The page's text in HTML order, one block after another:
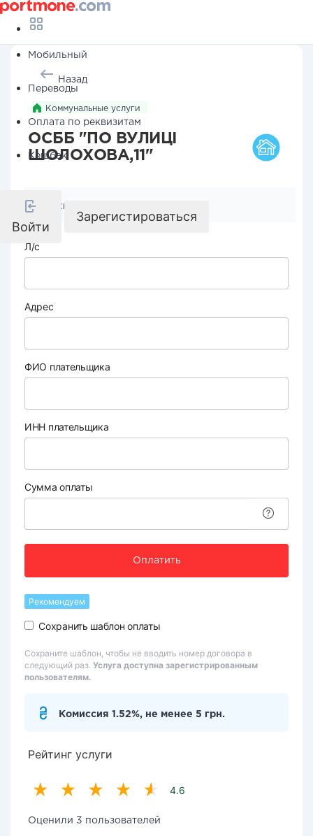
Мобильный
Переводы
Оплата по реквизитам
Кешбэк
Войти
Зарегистироваться
Назад
Коммунальные услуги
ОСББ "ПО ВУЛИЦІ
ШОЛОХОВА,11"
Реквизиты компании
Л/с
Адрес
ФИО плательщика
ИНН плательщика
Сумма оплаты
Оплатить
Рекомендуем
Сохранить шаблон оплаты
Сохраните шаблон, чтобы не вводить номер договора в
следующий раз. Услуга доступна зарегистрированным
пользователям.
Комиссия 1.52%, не менее 5 грн.
Рейтинг услуги
4.6
Оценили 3 пользователей